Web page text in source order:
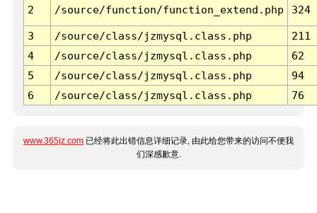
2 /source/function/function_extend.php 324
3 /source/class/jzmysql.class.php
211
4
/source/class/jzmysql.class.php
62
5
/source/class/jzmysql.class.php
94
6
/source/class/jzmysql.class.php 76
www.365jz.com 已经将此出错信息详细记录, 由此给您带来的访问不便我
们深感歉意.